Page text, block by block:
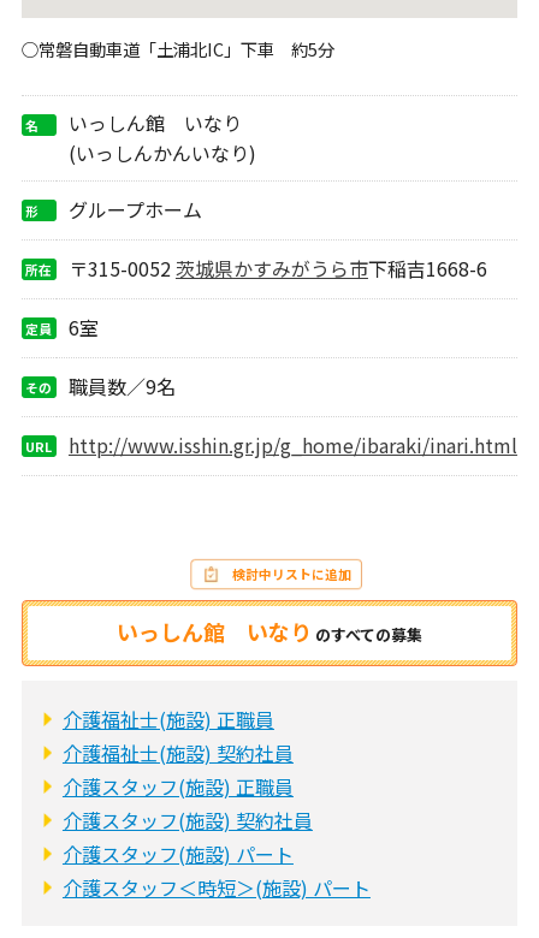
○常磐自動車道「土浦北IC」下車 約5分
名
いっしん館 いなり
(いっしんかんいなり)
形
グループホーム
所在
〒315-0052茨城県かすみがうら市下稲吉1668-6
定員 6室
その
職員数／9名
URL http://www.isshin.gr.jp/g_home/ibaraki/inari.html
いっしん館 いなり のすべての募集
検討中リストに追加
介護福祉士(施設) 正職員
介護福祉士(施設) 契約社員
介護スタッフ(施設) 正職員
介護スタッフ(施設) 契約社員
介護スタッフ(施設) パート
介護スタッフ＜時短＞(施設) パート